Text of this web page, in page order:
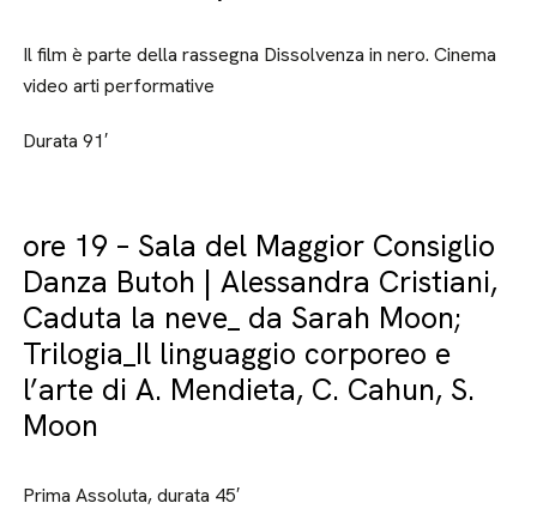
Il film è parte della rassegna Dissolvenza in nero. Cinema
video arti performative
Durata 91′
ore 19 – Sala del Maggior Consiglio
Danza Butoh | Alessandra Cristiani,
Caduta la neve_ da Sarah Moon;
Trilogia_Il linguaggio corporeo e
l’arte di A. Mendieta, C. Cahun, S.
Moon
Prima Assoluta, durata 45′